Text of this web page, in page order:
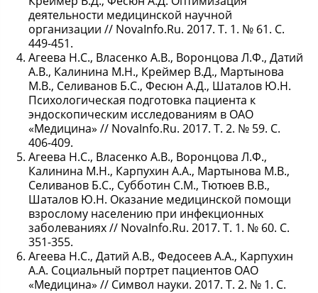
деятельности медицинской научной
организации // NovaInfo.Ru. 2017. Т. 1. № 61. С.
449-451.
Агеева Н.С., Власенко А.В., Воронцова Л.Ф., Датий
А.В., Калинина М.Н., Креймер В.Д., Мартынова
М.В., Селиванов Б.С., Фесюн А.Д., Шаталов Ю.Н.
Психологическая подготовка пациента к
эндоскопическим исследованиям в ОАО
«Медицина» // NovaInfo.Ru. 2017. Т. 2. № 59. С.
406-409.
Агеева Н.С., Власенко А.В., Воронцова Л.Ф.,
Калинина М.Н., Карпухин А.А., Мартынова М.В.,
Селиванов Б.С., Субботин С.М., Тютюев В.В.,
Шаталов Ю.Н. Оказание медицинской помощи
взрослому населению при инфекционных
заболеваниях // NovaInfo.Ru. 2017. Т. 1. № 60. С.
351-355.
Агеева Н.С., Датий А.В., Федосеев А.А., Карпухин
А.А. Социальный портрет пациентов ОАО
«Медицина» // Символ науки. 2017. Т. 2. № 1. С.